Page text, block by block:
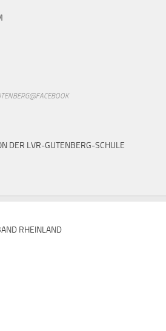
DER LVR-GUTENBERG-SCHULE
RHEINLAND